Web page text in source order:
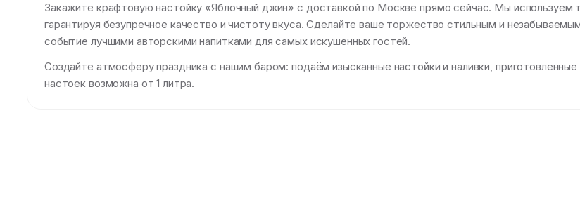
Закажите крафтовую настойку «Яблочный джин» с доставкой по Москве прямо сейчас. Мы используем
гарантируя безупречное качество и чистоту вкуса. Сделайте ваше торжество стильным и
событие лучшими авторскими напитками для самых искушенных гостей.
Создайте атмосферу праздника с нашим баром: подаём изысканные настойки и наливки,
настоек возможна от 1 литра.